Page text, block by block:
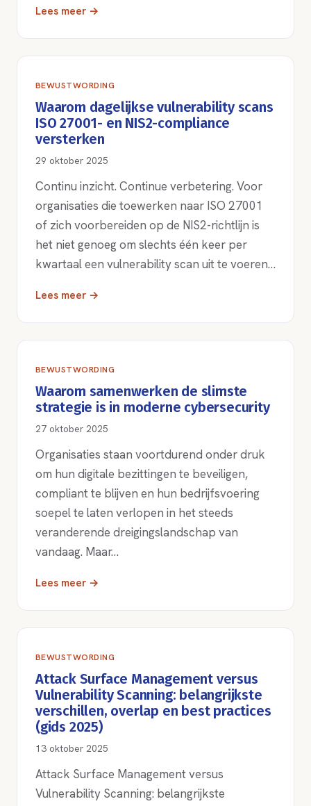
Lees meer →
BEWUSTWORDING
Waarom dagelijkse vulnerability scans
ISO 27001- en NIS2-compliance
versterken
29 oktober 2025
Continu inzicht. Continue verbetering. Voor
organisaties die toewerken naar ISO 27001
of zich voorbereiden op de NIS2-richtlijn is
het niet genoeg om slechts één keer per
kwartaal een vulnerability scan uit te voeren…
Lees meer →
BEWUSTWORDING
Waarom samenwerken de slimste
strategie is in moderne cybersecurity
27 oktober 2025
Organisaties staan voortdurend onder druk
om hun digitale bezittingen te beveiligen,
compliant te blijven en hun bedrijfsvoering
soepel te laten verlopen in het steeds
veranderende dreigingslandschap van
vandaag. Maar…
Lees meer →
BEWUSTWORDING
Attack Surface Management versus
Vulnerability Scanning: belangrijkste
verschillen, overlap en best practices
(gids 2025)
13 oktober 2025
Attack Surface Management versus
Vulnerability Scanning: belangrijkste